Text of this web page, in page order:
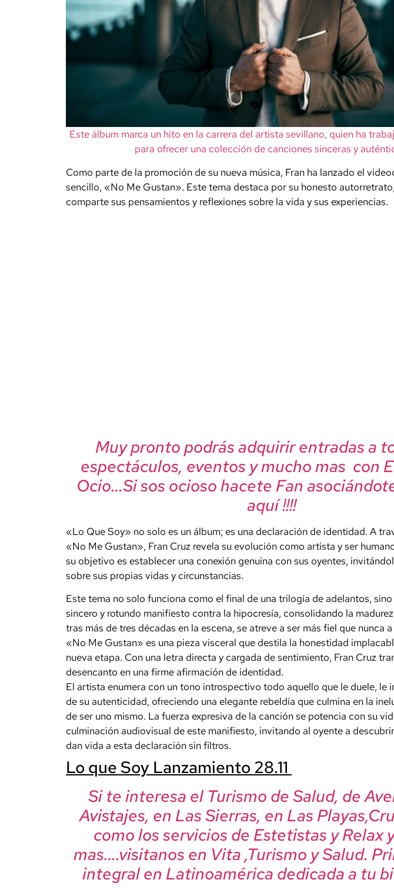
Este álbum marca un hito en la carrera del artista sevillano, quien ha
para ofrecer una colección de canciones sinceras y
Como parte de la promoción de su nueva música, Fran ha lanzado el
sencillo, «No Me Gustan». Este tema destaca por su honesto
comparte sus pensamientos y reflexiones sobre la vida y sus experiencias.
Muy pronto podrás adquirir entradas a
espectáculos, eventos y mucho mas con
Ocio…Si sos ocioso hacete Fan
aquí !!!!
«Lo Que Soy» no solo es un álbum; es una declaración de identidad. A
«No Me Gustan», Fran Cruz revela su evolución como artista y ser
su objetivo es establecer una conexión genuina con sus oyentes,
sobre sus propias vidas y circunstancias.
Este tema no solo funciona como el final de una trilogía de adelantos,
sincero y rotundo manifiesto contra la hipocresía, consolidando la
tras más de tres décadas en la escena, se atreve a ser más fiel que nunca
«No Me Gustan» es una pieza visceral que destila la honestidad
nueva etapa. Con una letra directa y cargada de sentimiento, Fran Cruz
desencanto en una firme afirmación de identidad.
El artista enumera con un tono introspectivo todo aquello que le duele, le
de su autenticidad, ofreciendo una elegante rebeldía que culmina en la
de ser uno mismo. La fuerza expresiva de la canción se potencia con su
culminación audiovisual de este manifiesto, invitando al oyente a
dan vida a esta declaración sin filtros.
Lo que Soy Lanzamiento 28.11
Si te interesa el Turismo de Salud, de
Avistajes, en Las Sierras, en Las
como los servicios de Estetistas y Relax
mas….visitanos en Vita ,Turismo y Salud.
integral en Latinoamérica dedicada a tu